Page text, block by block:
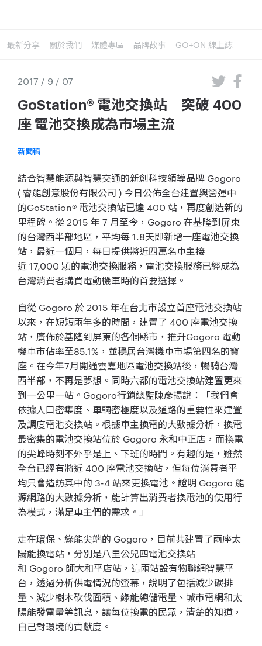
最新分享 關於我們 媒體專區 品牌故事 GO+ON 線上誌
2017 / 9 / 07
GoStation® 電池交換站 突破 400
座 電池交換成為市場主流
新聞稿
結合智慧能源與智慧交通的新創科技領導品牌 Gogoro
(睿能創意股份有限公司 )今日公佈全台建置與營運中
的GoStation® 電池交換站已達 400 站，再度創造新的
里程碑。從 2015 年 7 月至今， Gogoro 在基隆到屏東
的台灣西半部地區，平均每1.8天即新增一座電池交換
站，最近一個月， 每日提供將近四萬名車主接
近 17,000 顆的電池交換服務， 電池交換服務已經成為
台灣消費者購買電動機車時的首要選擇。
自從 Gogoro 於 2015 年在台北市設立首座電池交換站
以來，在短短兩年多的時間，建置了 400 座電池交換
站，廣佈於基隆到屏東的各個縣市，推升Gogoro 電動
機車市佔率至85.1% ，並穩居台灣機車市場第四名的寶
座。 在今年7月開通雲嘉地區電池交換站後，暢騎台灣
西半部， 不再是夢想。同時六都的電池交換站建置更來
到一公里一站。 Gogoro行銷總監陳彥揚說：「我們會
依據人口密集度、 車輛密極度以及道路的重要性來建置
及調度電池交換站。 根據車主換電的大數據分析，換電
最密集的電池交換站位於 Gogoro 永和中正店，而換電
的尖峰時刻不外乎是上、下班的時間。 有趣的是，雖然
全台已經有將近 400 座電池交換站，但每位消費者平
均只會造訪其中的 3-4站來更換電池。證明 Gogoro 能
源網路的大數據分析，能計算出消費者換電池的使用行
為模式， 滿足車主們的需求。」
走在環保、綠能尖端的 Gogoro ，目前共建置了兩座太
陽能換電站， 分別是八里公兒四電池交換站
和 Gogoro 師大和平店站，這兩站設有物聯網智慧平
台， 透過分析供電情況的螢幕，說明了包括減少碳排
量、 減少樹木砍伐面積、綠能總儲電量、 城市電網和太
陽能發電量等訊息，讓每位換電的民眾，清楚的知道，
自己對環境的貢獻度。